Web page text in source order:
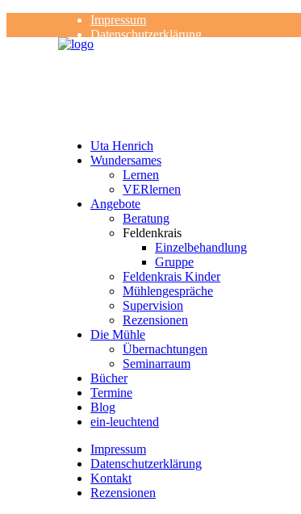
Impressum
Datenschutzerklärung
Kontakt
Uta Henrich
Wundersames
Lernen
VERlernen
Angebote
Beratung
Feldenkrais
Einzelbehandlung
Gruppe
Feldenkrais Kinder
Mühlengespräche
Supervision
Rezensionen
Die Mühle
Übernachtungen
Seminarraum
Bücher
Termine
Blog
ein-leuchtend
Impressum
Datenschutzerklärung
Kontakt
Rezensionen